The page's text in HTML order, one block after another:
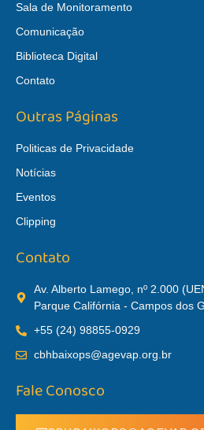
Sala de Monitoramento
Comunicação
Biblioteca Digital
Contato
Outras Páginas
Politicas de Privacidade
Notícias
Eventos
Clipping
Contato
Av. Alberto Lamego, nº 2.000
Parque Califórnia - Campos dos
+55 (24) 98855-0929
cbhbaixops@agevap.org.br
Fale Conosco